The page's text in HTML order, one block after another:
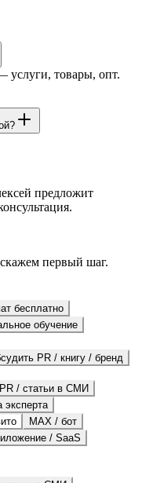
услуги, товары, опт.
предложит
первый шаг.
бесплатно
обучение
PR / книгу / бренд
PR / статьи в СМИ
эксперта
MAX / бот
/ SaaS